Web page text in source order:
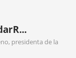
presidenta de la